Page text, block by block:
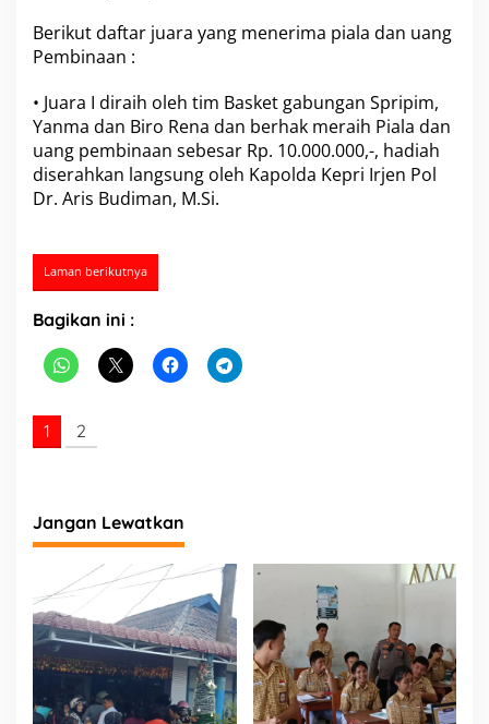
a
l
d
a
C
u
p
Berikut daftar juara yang menerima piala dan uang
Pembinaan :
• Juara I diraih oleh tim Basket gabungan Spripim,
Yanma dan Biro Rena dan berhak meraih Piala dan
uang pembinaan sebesar Rp. 10.000.000,-, hadiah
diserahkan langsung oleh Kapolda Kepri Irjen Pol
Dr. Aris Budiman, M.Si.
Laman berikutnya
Bagikan ini :
1 2
Jangan Lewatkan